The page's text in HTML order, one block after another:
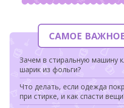
САМОЕ
Зачем в стиральную машину
шарик из фольги?
Что делать, если одежда
при стирке, и как спасти